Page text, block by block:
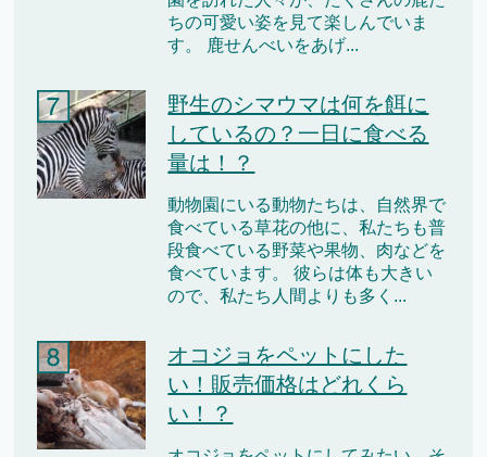
ちの可愛い姿を見て楽しんでいま
す。 鹿せんべいをあげ...
野生のシマウマは何を餌に
しているの？一日に食べる
量は！？
動物園にいる動物たちは、自然界で
食べている草花の他に、私たちも普
段食べている野菜や果物、肉などを
食べています。 彼らは体も大きい
ので、私たち人間よりも多く...
オコジョをペットにした
い！販売価格はどれくら
い！？